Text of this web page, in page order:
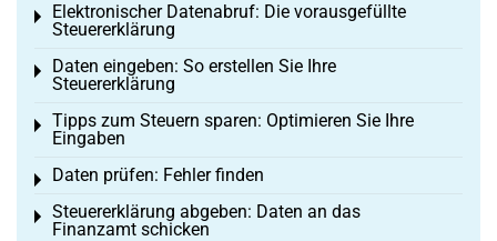
Elektronischer Datenabruf: Die vorausgefüllte
Steuererklärung
Toggle menu
Daten eingeben: So erstellen Sie Ihre
Steuererklärung
Toggle menu
Tipps zum Steuern sparen: Optimieren Sie Ihre
Eingaben
Toggle menu
Daten prüfen: Fehler finden
Toggle menu
Steuererklärung abgeben: Daten an das
Finanzamt schicken
Toggle menu